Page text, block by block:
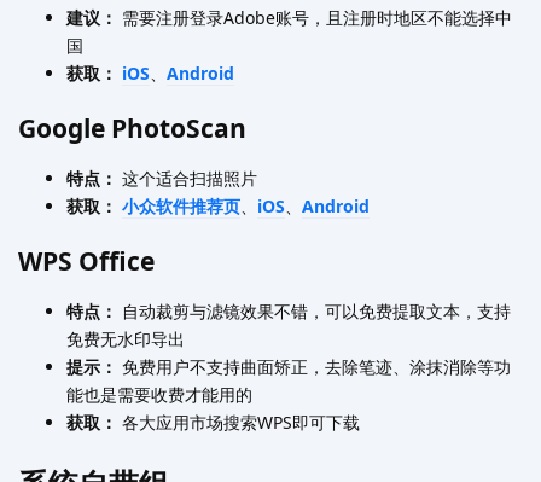
建议： 需要注册登录Adobe账号，且注册时地区不能选择中
国
获取： iOS Android
Google PhotoScan
特点： 这个适合扫描照片
获取： 小众软件推荐页 iOS Android
WPS Office
特点： 自动裁剪与滤镜效果不错，可以免费提取文本，支持
免费无水印导出
提示： 免费用户不支持曲面矫正，去除笔迹、涂抹消除等功
能也是需要收费才能用的
获取： 各大应用市场搜索WPS即可下载